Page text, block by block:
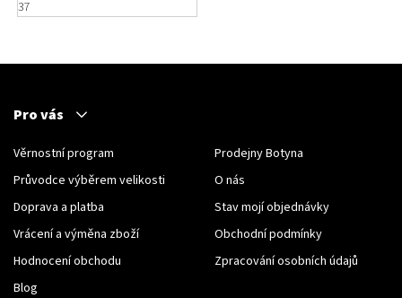
37
Pro vás
Věrnostní program
Průvodce výběrem velikosti
Doprava a platba
Vrácení a výměna zboží
Hodnocení obchodu
Blog
Prodejny Botyna
O nás
Stav mojí objednávky
Obchodní podmínky
Zpracování osobních údajů